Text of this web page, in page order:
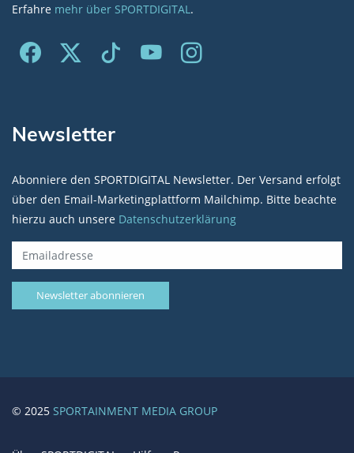
Erfahre mehr über SPORTDIGITAL.
Newsletter
Abonniere den SPORTDIGITAL Newsletter. Der Versand erfolgt
über den Email-Marketingplattform Mailchimp. Bitte beachte
hierzu auch unsere Datenschutzerklärung
© 2025 SPORTAINMENT MEDIA GROUP